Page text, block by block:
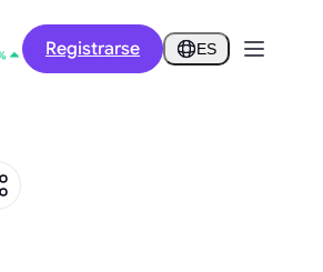
Registrarse ES